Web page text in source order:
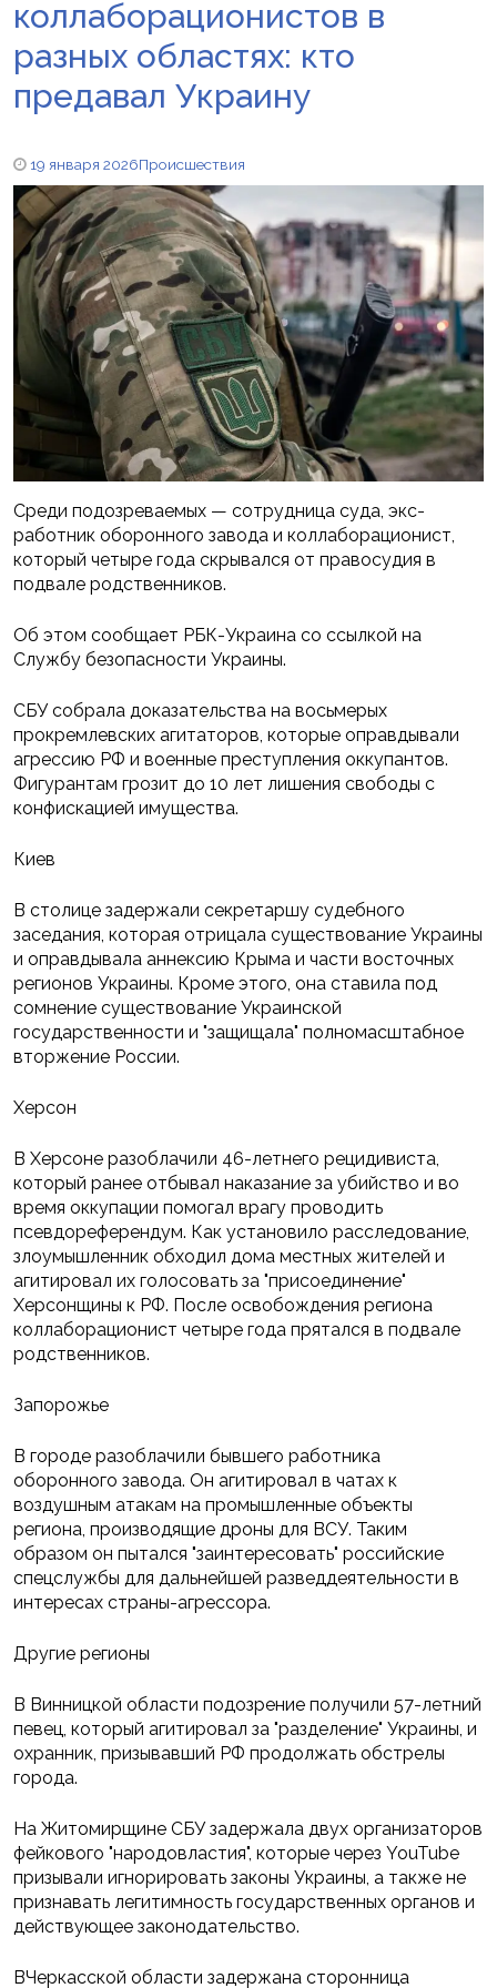
коллаборационистов в
разных областях: кто
предавал Украину
19 января 2026Происшествия
Среди подозреваемых — сотрудница суда, экс-
работник оборонного завода и коллаборационист,
который четыре года скрывался от правосудия в
подвале родственников.
Об этом сообщает РБК-Украина со ссылкой на
Службу безопасности Украины.
СБУ собрала доказательства на восьмерых
прокремлевских агитаторов, которые оправдывали
агрессию РФ и военные преступления оккупантов.
Фигурантам грозит до 10 лет лишения свободы с
конфискацией имущества.
Киев
В столице задержали секретаршу судебного
заседания, которая отрицала существование Украины
и оправдывала аннексию Крыма и части восточных
регионов Украины. Кроме этого, она ставила под
сомнение существование Украинской
государственности и "защищала" полномасштабное
вторжение России.
Херсон
В Херсоне разоблачили 46-летнего рецидивиста,
который ранее отбывал наказание за убийство и во
время оккупации помогал врагу проводить
псевдореферендум. Как установило расследование,
злоумышленник обходил дома местных жителей и
агитировал их голосовать за "присоединение"
Херсонщины к РФ. После освобождения региона
коллаборационист четыре года прятался в подвале
родственников.
Запорожье
В городе разоблачили бывшего работника
оборонного завода. Он агитировал в чатах к
воздушным атакам на промышленные объекты
региона, производящие дроны для ВСУ. Таким
образом он пытался "заинтересовать" российские
спецслужбы для дальнейшей разведдеятельности в
интересах страны-агрессора.
Другие регионы
В Винницкой области подозрение получили 57-летний
певец, который агитировал за "разделение" Украины, и
охранник, призывавший РФ продолжать обстрелы
города.
На Житомирщине СБУ задержала двух организаторов
фейкового "народовластия", которые через YouTube
призывали игнорировать законы Украины, а также не
признавать легитимность государственных органов и
действующее законодательство.
ВЧеркасской области задержана сторонница